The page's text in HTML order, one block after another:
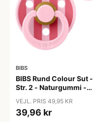
BIBS
BIBS Rund Colour Sut -
Str. 2 - Naturgummi -
Pink/Coral
VEJL. PRIS 49,95 KR
39,96 kr